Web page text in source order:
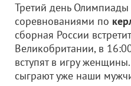
Третий день Олимпиады
соревнованиями по
сборная России
Великобритании, в
вступят в игру
сыграют уже наши